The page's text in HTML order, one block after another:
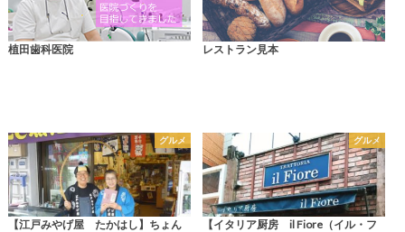
植田歯科医院 レストラン見本
グルメ
【江戸みやげ屋 たかはし】ちょん
グルメ
【イタリア厨房 il Fiore（イル・フ